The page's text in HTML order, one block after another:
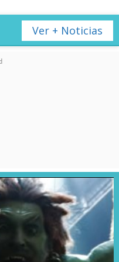
su
de la
se centra
Ver + Noticias